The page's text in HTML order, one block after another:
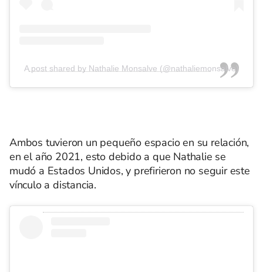
A post shared by Nathalie Monsalve (@nathaliemonsalve)
Ambos tuvieron un pequeño espacio en su relación,
en el año 2021, esto debido a que Nathalie se
mudó a Estados Unidos, y prefirieron no seguir este
vínculo a distancia.